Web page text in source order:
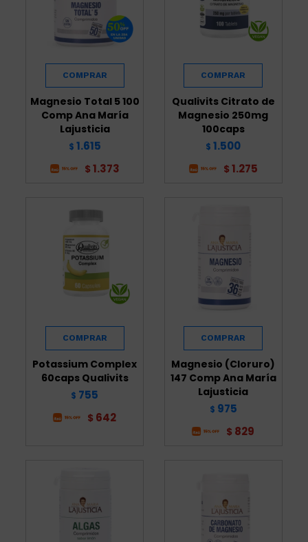
Magnesio Total 5 100
Comp Ana María
Lajusticia
$ 1.615
$ 1.373
Qualivits Citrato de
Magnesio 250mg
100caps
$ 1.500
$ 1.275
Potassium Complex
60caps Qualivits
$ 755
$ 642
Magnesio (Cloruro)
147 Comp Ana María
Lajusticia
$ 975
$ 829